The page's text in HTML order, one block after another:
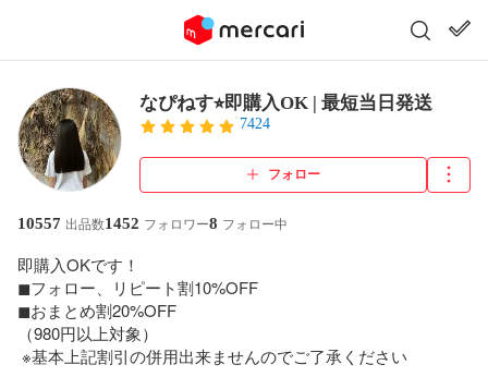
なぴねす⭐︎即購入OK | 最短当日発送
7424
フォロー
10557 出品数1452 フォロワー8 フォロー中
即購入OKです！
◼︎フォロー、リピート割10%OFF
◼︎おまとめ割20%OFF
（980円以上対象）